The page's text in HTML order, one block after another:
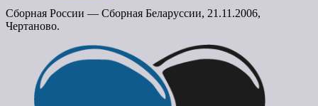
Сборная России — Сборная Беларуссии, 21.11.2006,
Чертаново.